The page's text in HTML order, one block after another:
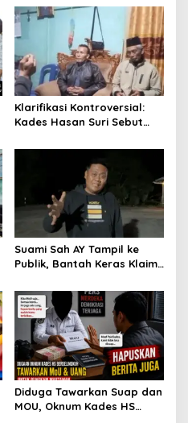
Klarifikasi Kontroversial:
Kades Hasan Suri Sebut
Padahal Pernah Tawarkan
Suami Sah AY Tampil ke
Publik, Bantah Keras Klaim
Sebut AY Cucunya
Diduga Tawarkan Suap dan
MOU, Oknum Kades HS